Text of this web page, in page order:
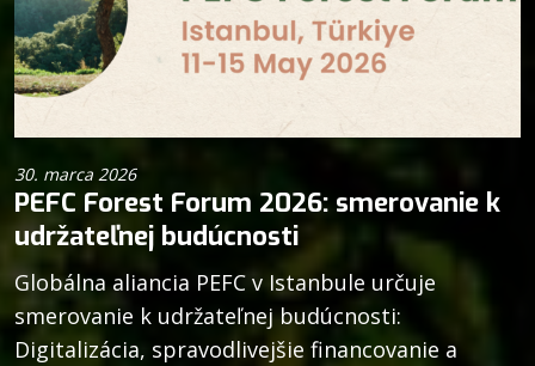
30. marca 2026
PEFC Forest Forum 2026: smerovanie k
udržateľnej budúcnosti
Globálna aliancia PEFC v Istanbule určuje
smerovanie k udržateľnej budúcnosti:
Digitalizácia, spravodlivejšie financovanie a